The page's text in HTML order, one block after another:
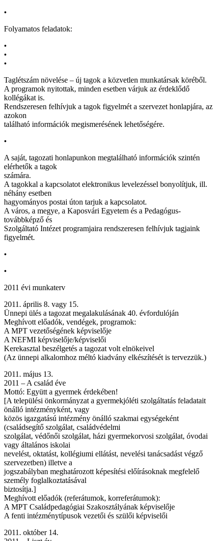
•
Folyamatos feladatok:
•
•
•
Taglétszám növelése – új tagok a közvetlen munkatársak köréből.
A programok nyitottak, minden esetben várjuk az érdeklődő
kollégákat is.
Rendszeresen felhívjuk a tagok figyelmét a szervezet honlapjára, az
azokon
található információk megismerésének lehetőségére.
•
A saját, tagozati honlapunkon megtalálható információk szintén
elérhetők a tagok
számára.
A tagokkal a kapcsolatot elektronikus levelezéssel bonyolítjuk, ill.
néhány esetben
hagyományos postai úton tarjuk a kapcsolatot.
A város, a megye, a Kaposvári Egyetem és a Pedagógus-
továbbképző és
Szolgáltató Intézet programjaira rendszeresen felhívjuk tagjaink
figyelmét.
•
•
2011 évi munkaterv
2011. április 8. vagy 15.
Ünnepi ülés a tagozat megalakulásának 40. évfordulóján
Meghívott előadók, vendégek, programok:
A MPT vezetőségének képviselője
A NEFMI képviselője/képviselői
Kerekasztal beszélgetés a tagozat volt elnökeivel
(Az ünnepi alkalomhoz méltó kiadvány elkészítését is tervezzük.)
2011. május 13.
2011 – A család éve
Mottó: Együtt a gyermek érdekében!
[A települési önkormányzat a gyermekjóléti szolgáltatás feladatait
önálló intézményként, vagy
közös igazgatású intézmény önálló szakmai egységeként
(családsegítő szolgálat, családvédelmi
szolgálat, védőnői szolgálat, házi gyermekorvosi szolgálat, óvodai
vagy általános iskolai
nevelést, oktatást, kollégiumi ellátást, nevelési tanácsadást végző
szervezetben) illetve a
jogszabályban meghatározott képesítési előírásoknak megfelelő
személy foglalkoztatásával
biztosítja.]
Meghívott előadók (referátumok, korreferátumok):
A MPT Családpedagógiai Szakosztályának képviselője
A fenti intézménytípusok vezetői és szülői képviselői
2011. október 14.